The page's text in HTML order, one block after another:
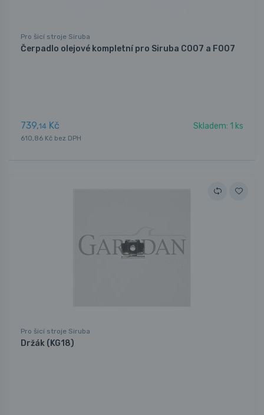
Pro šicí stroje Siruba
Čerpadlo olejové kompletní pro Siruba C007 a F007
739,14 Kč Skladem: 1 ks
610,86 Kč bez DPH
Pro šicí stroje Siruba
Držák (KG18)